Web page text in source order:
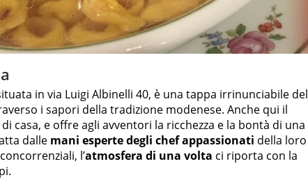
in via Luigi Albinelli 40, è una tappa irrinunciabile del
i sapori della tradizione modenese. Anche qui il
casa, e offre agli avventori la ricchezza e la bontà di una
dalle mani esperte degli chef appassionati della loro
l’atmosfera di una volta ci riporta con la